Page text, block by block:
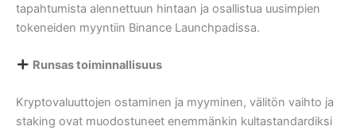
tapahtumista alennettuun hintaan ja osallistua uusimpien
tokeneiden myyntiin Binance Launchpadissa.
Runsas toiminnallisuus
Kryptovaluuttojen ostaminen ja myyminen, välitön vaihto ja
staking ovat muodostuneet enemmänkin kultastandardiksi